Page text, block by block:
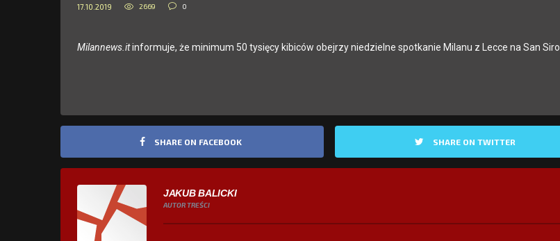
17.10.2019 2669 0
Milannews.itinformuje, że minimum 50 tysięcy kibiców obejrzy niedzielne spotkanie Milanu z Lecce na San Siro
SHARE ON FACEBOOK SHARE ON TWITTER
JAKUB BALICKI
AUTOR TREŚCI